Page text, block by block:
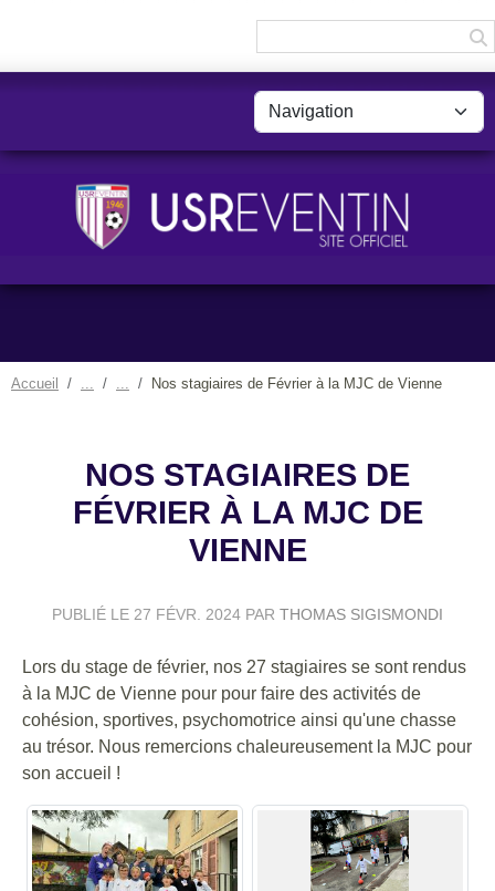
Accueil Nos stagiaires de Février à la MJC de Vienne
NOS STAGIAIRES DE
FÉVRIER À LA MJC DE
VIENNE
PUBLIÉ LE 27 FÉVR. 2024 PAR THOMAS SIGISMONDI
Lors du stage de février, nos 27 stagiaires se sont rendus
à la MJC de Vienne pour pour faire des activités de
cohésion, sportives, psychomotrice ainsi qu'une chasse
au trésor. Nous remercions chaleureusement la MJC pour
son accueil !